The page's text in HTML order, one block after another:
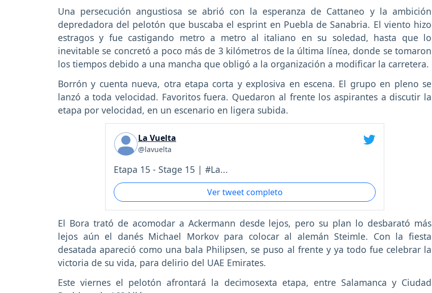
Una persecución angustiosa se abrió con la esperanza de Cattaneo y la ambición
depredadora del pelotón que buscaba el esprint en Puebla de Sanabria. El viento hizo
estragos y fue castigando metro a metro al italiano en su soledad, hasta que lo
inevitable se concretó a poco más de 3 kilómetros de la última línea, donde se tomaron
los tiempos debido a una mancha que obligó a la organización a modificar la carretera.
Borrón y cuenta nueva, otra etapa corta y explosiva en escena. El grupo en pleno se
lanzó a toda velocidad. Favoritos fuera. Quedaron al frente los aspirantes a discutir la
etapa por velocidad, en un escenario en ligera subida.
La Vuelta
@lavuelta
Etapa 15 - Stage 15 | #La...
Ver tweet completo
El Bora trató de acomodar a Ackermann desde lejos, pero su plan lo desbarató más
lejos aún el danés Michael Morkov para colocar al alemán Steimle. Con la fiesta
desatada apareció como una bala Philipsen, se puso al frente y ya todo fue celebrar la
victoria de su vida, para delirio del UAE Emirates.
Este viernes el pelotón afrontará la decimosexta etapa, entre Salamanca y Ciudad